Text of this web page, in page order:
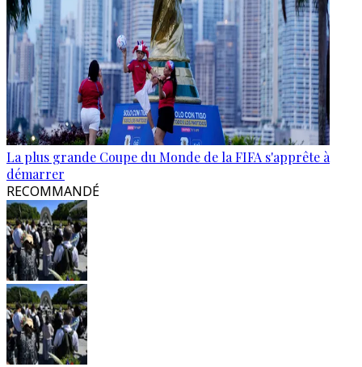
La plus grande Coupe du Monde de la FIFA s'apprête à
démarrer
RECOMMANDÉ